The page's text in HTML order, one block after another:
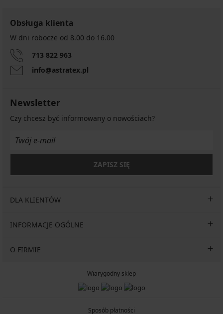
Obsługa klienta
W dni robocze od 8.00 do 16.00
713 822 963
info@astratex.pl
Newsletter
Czy chcesz być informowany o nowościach?
ZAPISZ SIĘ
DLA KLIENTÓW
INFORMACJE OGÓLNE
O FIRMIE
Wiarygodny sklep
Sposób płatności